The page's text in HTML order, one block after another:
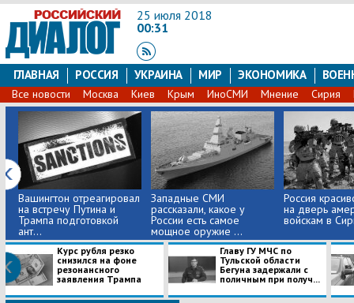
25 июля 2018
00:31
ГЛАВНАЯ РОССИЯ УКРАИНА МИР ЭКОНОМИКА
Все новости Москва Киев Крым ИноСМИ Мнение Сирия
Вашингтон отреагировал
на встречу Путина и
Трампа подготовкой
ант...
Западные СМИ
рассказали, какое у
России есть самое
мощное оружие ...
Россия
на дверь
войскам в
Курс рубля резко
снизился на фоне
резонансного
заявления Трампа
Главу ГУ МЧС по
Тульской области
Бегуна задержали с
поличным при получ...